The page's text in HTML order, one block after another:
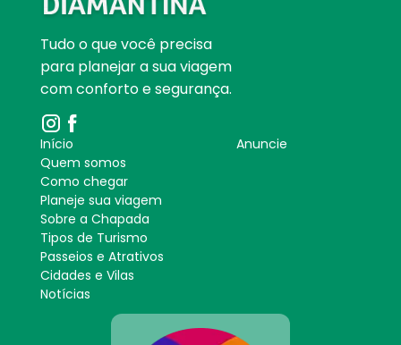
Tudo o que você precisa
para planejar a sua viagem
com conforto e segurança.
Início
Quem somos
Como chegar
Planeje sua viagem
Sobre a Chapada
Tipos de Turismo
Passeios e Atrativos
Cidades e Vilas
Notícias
Anuncie